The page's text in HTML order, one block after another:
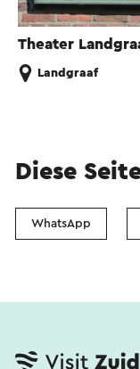
Theater
Landgraaf
Diese
WhatsApp